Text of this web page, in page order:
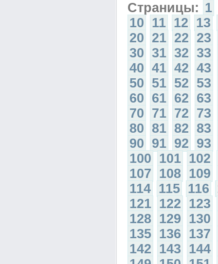
Страницы: 1
10 11 12 13
20 21 22 23
30 31 32 33
40 41 42 43
50 51 52 53
60 61 62 63
70 71 72 73
80 81 82 83
90 91 92 93
100 101 102
107 108 109
114 115 116
121 122 123
128 129 130
135 136 137
142 143 144